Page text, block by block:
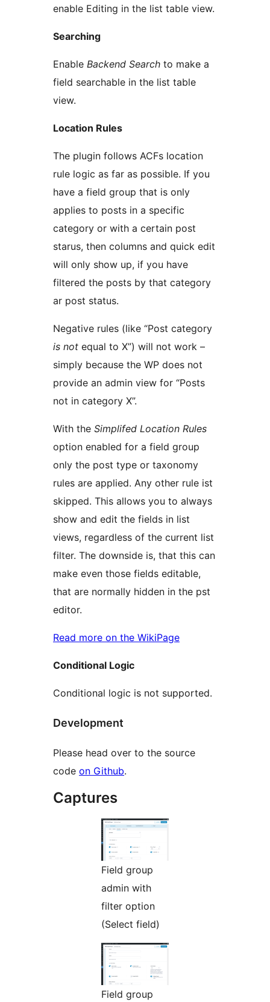
enable Editing in the list table view.
Searching
Enable Backend Search to make a
field searchable in the list table
view.
Location Rules
The plugin follows ACFs location
rule logic as far as possible. If you
have a field group that is only
applies to posts in a specific
category or with a certain post
starus, then columns and quick edit
will only show up, if you have
filtered the posts by that category
ar post status.
Negative rules (like “Post category
is not equal to X”) will not work –
simply because the WP does not
provide an admin view for “Posts
not in category X”.
With the Simplifed Location Rules
option enabled for a field group
only the post type or taxonomy
rules are applied. Any other rule ist
skipped. This allows you to always
show and edit the fields in list
views, regardless of the current list
filter. The downside is, that this can
make even those fields editable,
that are normally hidden in the pst
editor.
Read more on the WikiPage
Conditional Logic
Conditional logic is not supported.
Development
Please head over to the source
code on Github.
Captures
Field group
admin with
filter option
(Select field)
Field group